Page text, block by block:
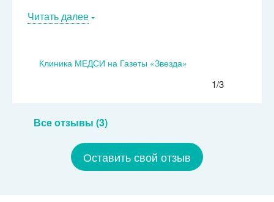
Клиника МЕДСИ на Газеты «Звезда»
Читать далее
1/3
Все отзывы (3)
Оставить свой отзыв